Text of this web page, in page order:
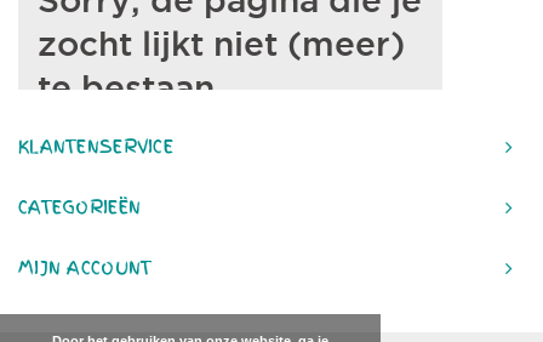
KLANTENSERVICE
CATEGORIEËN
MIJN ACCOUNT